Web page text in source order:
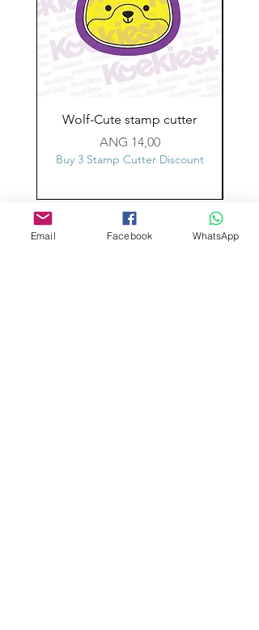
Wolf-Cute stamp cutter
Prijs
ANG 14,00
Buy 3 Stamp Cutter Discount
Aangepast ontwerp
Email Facebook WhatsApp